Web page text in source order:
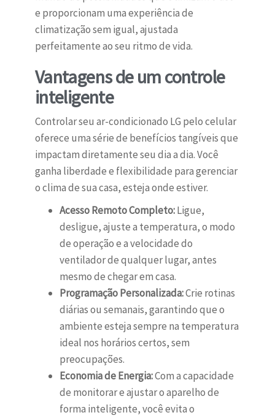
e proporcionam uma experiência de
climatização sem igual, ajustada
perfeitamente ao seu ritmo de vida.
Vantagens de um controle
inteligente
Controlar seu ar-condicionado LG pelo celular
oferece uma série de benefícios tangíveis que
impactam diretamente seu dia a dia. Você
ganha liberdade e flexibilidade para gerenciar
o clima de sua casa, esteja onde estiver.
Acesso Remoto Completo:Ligue,
desligue, ajuste a temperatura, o modo
de operação e a velocidade do
ventilador de qualquer lugar, antes
mesmo de chegar em casa.
Programação Personalizada:Crie rotinas
diárias ou semanais, garantindo que o
ambiente esteja sempre na temperatura
ideal nos horários certos, sem
preocupações.
Economia de Energia:Com a capacidade
de monitorar e ajustar o aparelho de
forma inteligente, você evita o